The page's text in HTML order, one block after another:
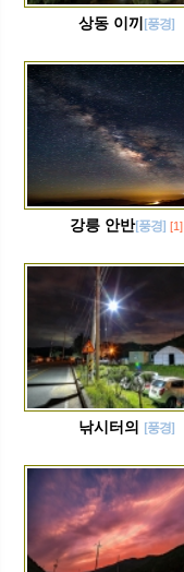
상동 이끼 [풍경]
강릉 안반[풍경] [1]
낚시터의 [풍경]